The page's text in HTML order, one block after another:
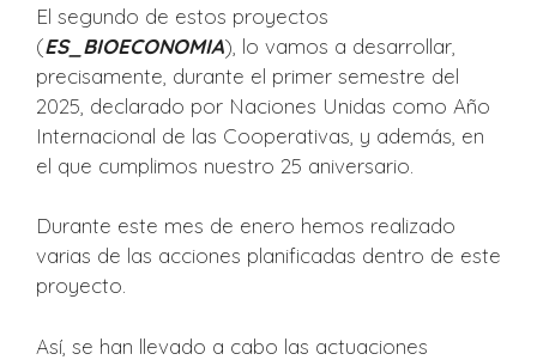
El segundo de estos proyectos
(ES_BIOECONOMIA), lo vamos a desarrollar,
precisamente, durante el primer semestre del
2025, declarado por Naciones Unidas como Año
Internacional de las Cooperativas, y además, en
el que cumplimos nuestro 25 aniversario.
Durante este mes de enero hemos realizado
varias de las acciones planificadas dentro de este
proyecto.
Así, se han llevado a cabo las actuaciones